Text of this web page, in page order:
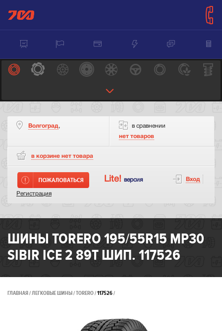
Волгоград,
в сравнении
нет товаров
в корзине нет товара
Lite! версия Вход
Регистрация
ШИНЫ TORERO 195/55R15 MP30
SIBIR ICE 2 89T ШИП. 117526
ГЛАВНАЯ ЛЕГКОВЫЕ ШИНЫ TORERO 117526